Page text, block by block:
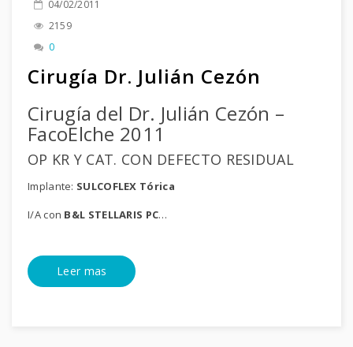
04/02/2011
2159
0
Cirugía Dr. Julián Cezón
Cirugía del Dr. Julián Cezón –
FacoElche 2011
OP KR Y CAT. CON DEFECTO RESIDUAL
Implante: SULCOFLEX Tórica
I/A con B&L STELLARIS PC…
Leer mas